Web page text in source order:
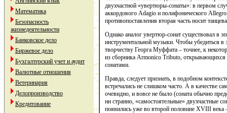
Математика
Безопасность
жизнедеятельности
Банковское дело
Биржевое дело
Бухгалтерский учет и аудит
Валютные отношения
Ветеринария
Делопроизводство
Кредитование
двухчастной «увертюры-сонаты»: в первом
аккордового Adagio и полифонического
противопоставления вторая часть носит
Однако аналог увертюр-сонат существовал в
инструментальной музыки. Чтобы убедиться в
творчеству Георга Муффата – точнее, к
из сборника Armonico Tributo,
сонатами.
Правда, следует признать, в подобном
встречались не слишком часто. А в качестве
очевидно, и вовсе не было (соната обычно
ни странно, «самостоятельные» двухчастные
появились уже во второй половине XVIII века